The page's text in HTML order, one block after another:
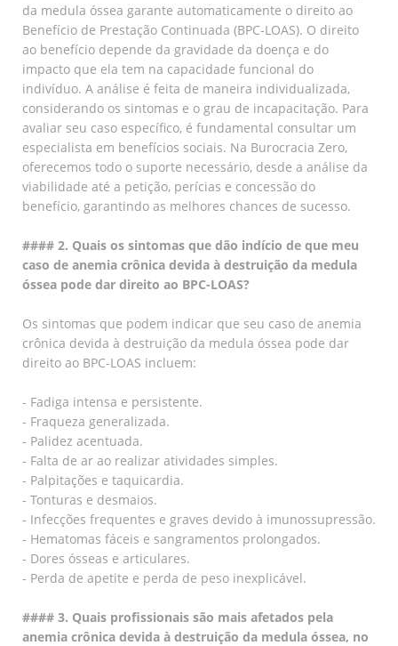
da medula óssea garante automaticamente o direito ao
Benefício de Prestação Continuada (BPC-LOAS). O direito
ao benefício depende da gravidade da doença e do
impacto que ela tem na capacidade funcional do
indivíduo. A análise é feita de maneira individualizada,
considerando os sintomas e o grau de incapacitação. Para
avaliar seu caso específico, é fundamental consultar um
especialista em benefícios sociais. Na Burocracia Zero,
oferecemos todo o suporte necessário, desde a análise da
viabilidade até a petição, perícias e concessão do
benefício, garantindo as melhores chances de sucesso.
#### 2. Quais os sintomas que dão indício de que meu
caso de anemia crônica devida à destruição da medula
óssea pode dar direito ao BPC-LOAS?
Os sintomas que podem indicar que seu caso de anemia
crônica devida à destruição da medula óssea pode dar
direito ao BPC-LOAS incluem:
- Fadiga intensa e persistente.
- Fraqueza generalizada.
- Palidez acentuada.
- Falta de ar ao realizar atividades simples.
- Palpitações e taquicardia.
- Tonturas e desmaios.
- Infecções frequentes e graves devido à imunossupressão.
- Hematomas fáceis e sangramentos prolongados.
- Dores ósseas e articulares.
- Perda de apetite e perda de peso inexplicável.
#### 3. Quais profissionais são mais afetados pela
anemia crônica devida à destruição da medula óssea, no